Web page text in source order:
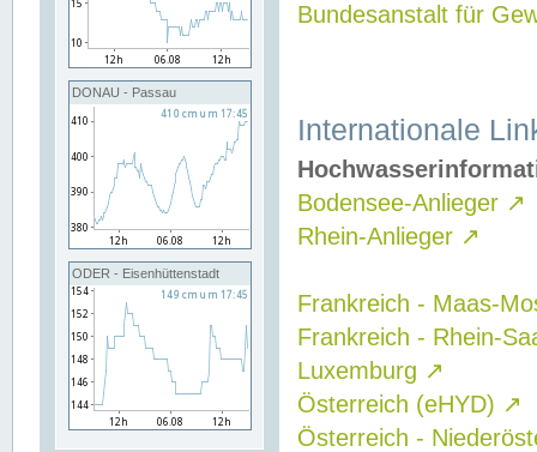
DONAU - Passau
ODER - Eisenhüttenstadt
Bundesanstalt für
Internationale
Bodensee-Anlieger ↗
Rhein-Anlieger ↗
Frankreich - Maas-
Frankreich - Rhein-
Luxemburg ↗
Österreich (eHYD) ↗
Österreich -